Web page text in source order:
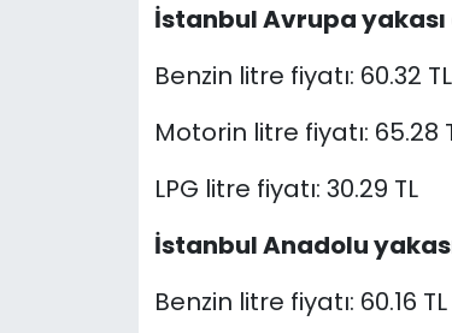
İstanbul Avrupa
Benzin litre fiyatı: 60.32 TL
Motorin litre fiyatı: 65.28
LPG litre fiyatı: 30.29 TL
İstanbul Anadolu
Benzin litre fiyatı: 60.16 TL